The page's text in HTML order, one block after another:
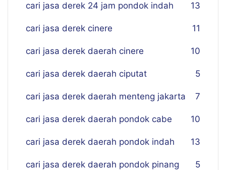
cari jasa derek 24 jam pondok indah 13
cari jasa derek cinere 11
cari jasa derek daerah cinere 10
cari jasa derek daerah ciputat 5
cari jasa derek daerah menteng jakarta 7
cari jasa derek daerah pondok cabe 10
cari jasa derek daerah pondok indah 13
cari jasa derek daerah pondok pinang 5